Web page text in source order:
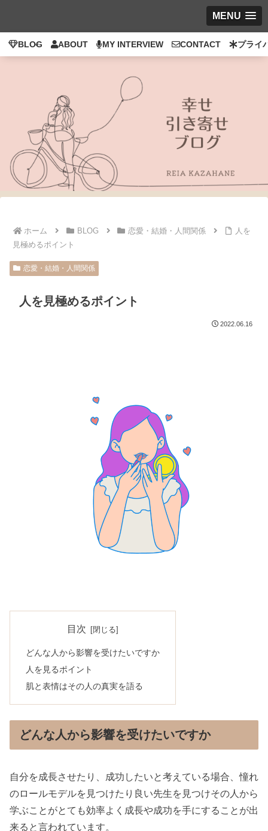
MENU
BLOG ABOUT MY INTERVIEW CONTACT プライ
ホーム BLOG 恋愛・結婚・人間関係
人を
見極めるポイント
恋愛・結婚・人間関係
人を見極めるポイント
2022.06.16
目次
どんな人から影響を受けたいですか
人を見るポイント
肌と表情はその人の真実を語る
どんな人から影響を受けたいですか
自分を成長させたり、成功したいと考えている場合、憧れ
のロールモデルを見つけたり良い先生を見つけその人から
学ぶことがとても効率よく成長や成功を手にすることが出
来ると言われています。